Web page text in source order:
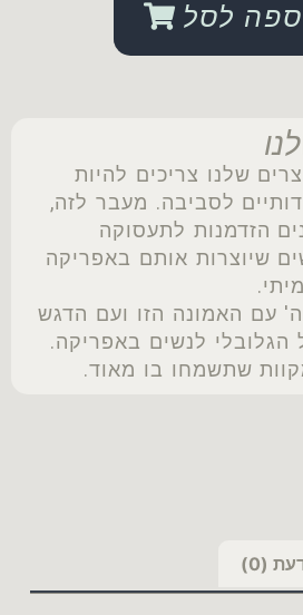
לסל
שלנו צריכים להיות
לסביבה. מעבר לזה,
הזדמנות לתעסוקה
שיוצרות אותם באפריקה
עם האמונה הזו ועם הדגש
הגלובלי לנשים באפריקה.
שתשמחו בו מאוד.
(0)